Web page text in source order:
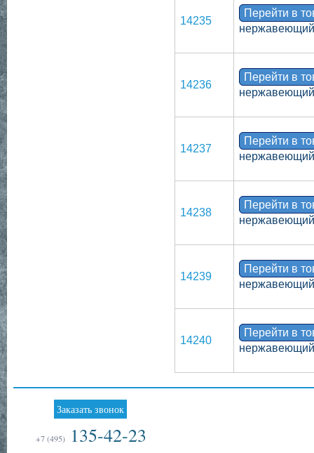
14235
Перейти в
14236
Перейти в
14237
Перейти в
14238
Перейти в
14239
Перейти в
14240
Перейти в
Заказать звонок
+7 (495) 135-42-23